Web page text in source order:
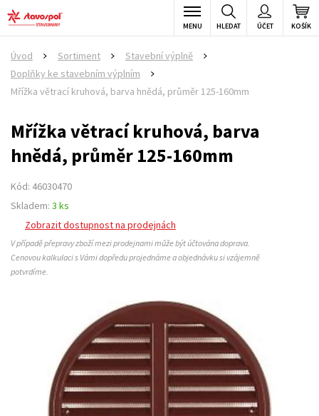
KOŠÍK
ÚČET
HLEDAT
MENU
Úvod Sortiment Stavební výplně
Doplňky ke stavebním výplním
Mřížka větrací kruhová, barva hnědá, průměr 125-160mm
Mřížka větrací kruhová, barva
hnědá, průměr 125-160mm
Kód: 46030470
Skladem: 3 ks
Zobrazit dostupnost na prodejnách
V případě přepravy zboží mezi prodejnami může být účtována doprava.
Cenovou kalkulaci s Vámi dopředu projednáme a objednávku si vzájemně
potvrdíme.